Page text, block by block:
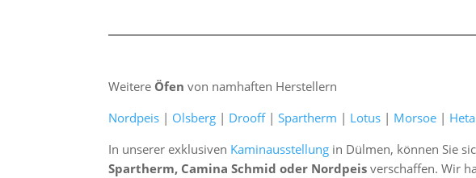
Weitere Öfen von namhaften Herstellern
Nordpeis | Olsberg | Drooff|Spartherm | Lotus | Morsoe | Heta
In unserer exklusiven Kaminausstellung in Dülmen, können Sie
Spartherm, Camina Schmid oder Nordpeis verschaffen. Wir